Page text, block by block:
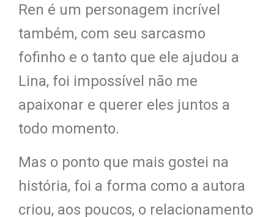
Ren é um personagem incrível
também, com seu sarcasmo
fofinho e o tanto que ele ajudou a
Lina, foi impossível não me
apaixonar e querer eles juntos a
todo momento.
Mas o ponto que mais gostei na
história, foi a forma como a autora
criou, aos poucos, o relacionamento